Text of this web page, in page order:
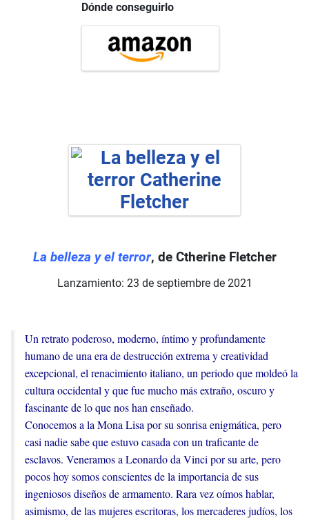
Dónde conseguirlo
La belleza y el terror, de Ctherine Fletcher
Lanzamiento: 23 de septiembre de 2021
Un retrato poderoso, moderno, íntimo y profundamente
humano de una era de destrucción extrema y creatividad
excepcional, el renacimiento italiano, un periodo que moldeó la
cultura occidental y que fue mucho más extraño, oscuro y
fascinante de lo que nos han enseñado.
Conocemos a la Mona Lisa por su sonrisa enigmática, pero
casi nadie sabe que estuvo casada con un traficante de
esclavos. Veneramos a Leonardo da Vinci por su arte, pero
pocos hoy somos conscientes de la importancia de sus
ingeniosos diseños de armamento. Rara vez oímos hablar,
asimismo, de las mujeres escritoras, los mercaderes judíos, los